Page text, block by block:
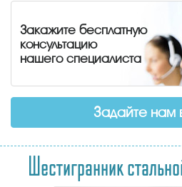
Закажите бесплатную
консультацию
нашего специалиста
Задайте нам
Шестигранник